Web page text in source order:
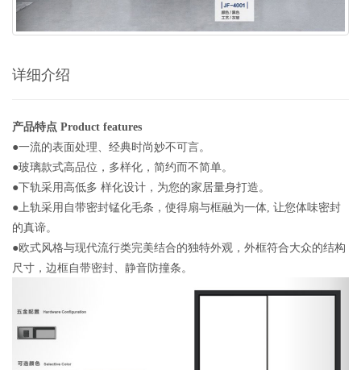
详细介绍
产品特点 Product features
●一流的表面处理、经典时尚妙不可言。
●玻璃款式高品位，多样化，简约而不简单。
●下轨采用高低多 样化设计，为您的家居量身打造。
●上轨采用自带密封锰化毛条，使得扇与框融为一体, 让您体味密封
的真谛。
●欧式风格与现代流行类完美结合的独特外观，外框符合大众的结构
尺寸，边框自带密封、静音防撞条。